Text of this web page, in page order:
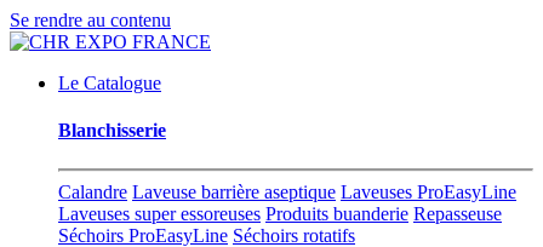
Se rendre au contenu
Le Catalogue
Blanchisserie
Calandre Laveuse barrière aseptique Laveuses ProEasyLine
Laveuses super essoreuses Produits buanderie Repasseuse
Séchoirs ProEasyLine Séchoirs rotatifs